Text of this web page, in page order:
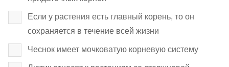
Если у растения есть главный корень, то он
сохраняется в течение всей жизни
Чеснок имеет мочковатую корневую систему